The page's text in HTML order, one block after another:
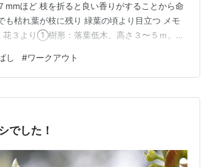
mmほど 枝を折ると良い香りがすることから命
枯れ葉が枝に残り 緑葉の頃より目立つ メモ
花３より①樹形：落葉低木。高さ３〜５ｍ。幹
の中に葉と花が一緒に入った混芽。クロモジ属
。…
し #ワークアウト
でした！